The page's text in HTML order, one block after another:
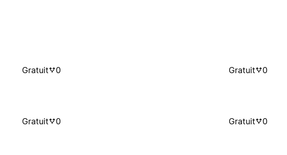
Gratuit 0 Gratuit 0
Gratuit 0 Gratuit 0